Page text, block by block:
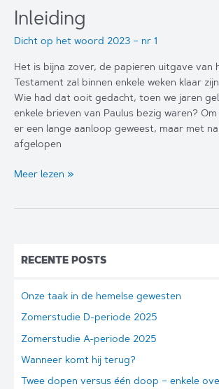
NT
Inleiding
Dicht op het woord 2023 – nr 1
Het is bijna zover, de papieren uitgave van
Testament zal binnen enkele weken klaar
Wie had dat ooit gedacht, toen we jaren
enkele brieven van Paulus bezig waren?
er een lange aanloop geweest, maar met
afgelopen
Inleiding
Meer lezen »
RECENTE POSTS
Onze taak in de hemelse gewesten
Zomerstudie D-periode 2025
Zomerstudie A-periode 2025
Wanneer komt hij terug?
Twee dopen versus één doop – enkele